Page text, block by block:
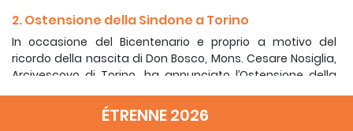
2. Ostensione della Sindone a Torino
In occasione del Bicentenario e proprio a motivo del
ricordo della nascita di Don Bosco, Mons. Cesare Nosiglia,
Arcivescovo di Torino, ha annunciato l’Ostensione della
Sindone a Torino per 45 giorni tra il tempo pasquale e la
chiusura del Bicentenario.
Così ha spiegato l’Arcivescovo in riferimento al tempo
ÉTRENNE 2026